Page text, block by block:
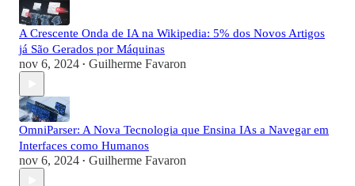
A Crescente Onda de IA na Wikipedia: 5% dos Novos Artigos
já São Gerados por Máquinas
nov 6, 2024 • Guilherme Favaron
OmniParser: A Nova Tecnologia que Ensina IAs a Navegar em
Interfaces como Humanos
nov 6, 2024 • Guilherme Favaron